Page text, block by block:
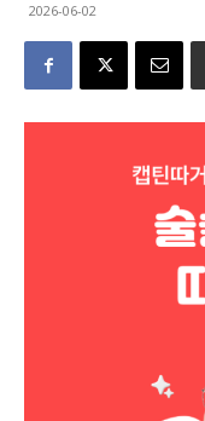
2026-06-02